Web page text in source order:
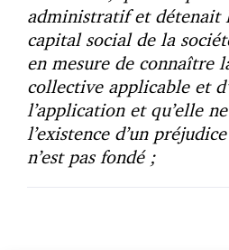
administratif et détenait
capital social de la
en mesure de connaître
collective applicable et
l’application et qu’elle
l’existence d’un
n’est pas fondé ;